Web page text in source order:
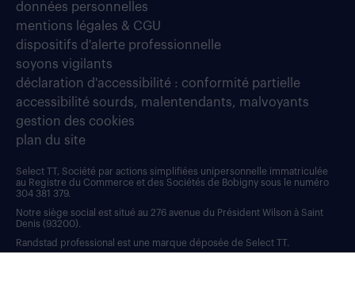
données personnelles
mentions légales & CGU
dispositifs d'alerte professionnelle
soyons vigilants
déclaration d'accessibilité : conformité partielle
accessibilité sourds, malentendants, malvoyants
gestion des cookies
plan du site
Select TT, Société par actions simplifiées unipersonnelle immatriculée
au Registre du Commerce et des Sociétés de Bobigny sous le numéro
304 381 379.
Notre siège social est situé au 276 avenue du Président Wilson à Saint
Denis (93200).
Randstad professional est une marque déposée de Select TT.